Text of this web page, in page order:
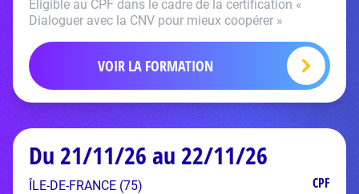
Eligible au CPF dans le cadre de la certification «
Dialoguer avec la CNV pour mieux coopérer »
VOIR LA FORMATION
Du 21/11/26 au 22/11/26
ÎLE-DE-FRANCE (75) CPF